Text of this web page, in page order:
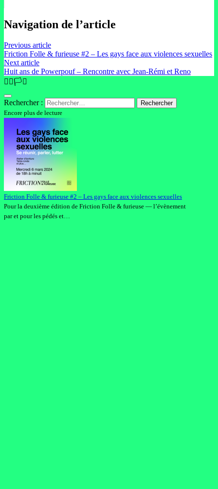
Navigation de l’article
Previous article
Friction Folle & furieuse #2 – Les gays face aux violences sexuelles
Next article
Huit ans de Powerpouf – Rencontre avec Jean-Rémi et Reno
🏳️‍🌈🏳️‍⚧️
Rechercher :
Encore plus de lecture
Friction Folle & furieuse #2 – Les gays face aux violences sexuelles
Pour la deuxième édition de Friction Folle & furieuse — l’évènement
par et pour les pédés et…